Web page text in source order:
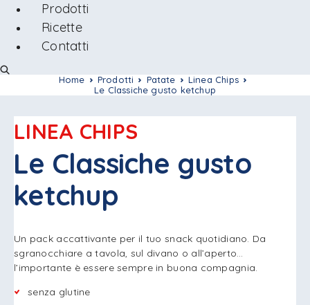
Prodotti
Ricette
Contatti
Home Prodotti Patate
Linea Chips
Le Classiche gusto ketchup
LINEA CHIPS
Le Classiche gusto
ketchup
Un pack accattivante per il tuo snack quotidiano. Da
sgranocchiare a tavola, sul divano o all’aperto…
l’importante è essere sempre in buona compagnia.
senza glutine